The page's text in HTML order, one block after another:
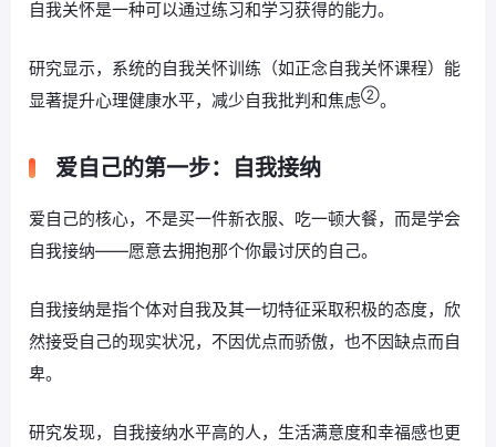
自我关怀是一种可以通过练习和学习获得的能力。
研究显示，系统的自我关怀训练（如正念自我关怀课程）能
显著提升心理健康水平，减少自我批判和焦虑②。
爱自己的第一步：自我接纳
爱自己的核心，不是买一件新衣服、吃一顿大餐，而是学会
自我接纳——愿意去拥抱那个你最讨厌的自己。
自我接纳是指个体对自我及其一切特征采取积极的态度，欣
然接受自己的现实状况，不因优点而骄傲，也不因缺点而自
卑。
研究发现，自我接纳水平高的人，生活满意度和幸福感也更